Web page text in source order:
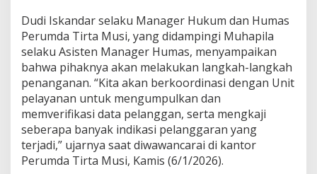
p
o
t
e
n
s
i
S
e
b
a
b
Dudi Iskandar selaku Manager Hukum dan Humas
Perumda Tirta Musi, yang didampingi Muhapila
selaku Asisten Manager Humas, menyampaikan
bahwa pihaknya akan melakukan langkah-langkah
penanganan. “Kita akan berkoordinasi dengan Unit
pelayanan untuk mengumpulkan dan
memverifikasi data pelanggan, serta mengkaji
seberapa banyak indikasi pelanggaran yang
terjadi,” ujarnya saat diwawancarai di kantor
Perumda Tirta Musi, Kamis (6/1/2026).